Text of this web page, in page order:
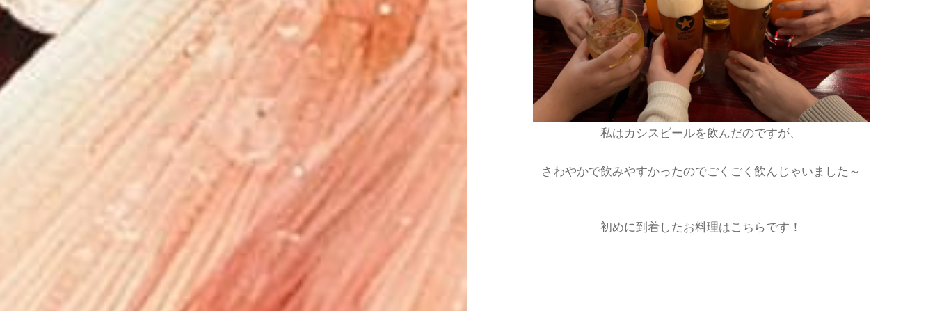
私はカシスビールを飲んだのですが、
さわやかで飲みやすかったのでごくごく飲んじゃいました～
初めに到着したお料理はこちらです！